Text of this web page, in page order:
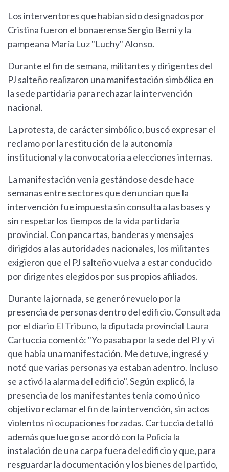
Los interventores que habían sido designados por
Cristina fueron el bonaerense Sergio Berni y la
pampeana María Luz "Luchy" Alonso.
Durante el fin de semana, militantes y dirigentes del
PJ salteño realizaron una manifestación simbólica en
la sede partidaria para rechazar la intervención
nacional.
La protesta, de carácter simbólico, buscó expresar el
reclamo por la restitución de la autonomía
institucional y la convocatoria a elecciones internas.
La manifestación venía gestándose desde hace
semanas entre sectores que denuncian que la
intervención fue impuesta sin consulta a las bases y
sin respetar los tiempos de la vida partidaria
provincial. Con pancartas, banderas y mensajes
dirigidos a las autoridades nacionales, los militantes
exigieron que el PJ salteño vuelva a estar conducido
por dirigentes elegidos por sus propios afiliados.
Durante la jornada, se generó revuelo por la
presencia de personas dentro del edificio. Consultada
por el diario El Tribuno, la diputada provincial Laura
Cartuccia comentó: "Yo pasaba por la sede del PJ y vi
que había una manifestación. Me detuve, ingresé y
noté que varias personas ya estaban adentro. Incluso
se activó la alarma del edificio". Según explicó, la
presencia de los manifestantes tenía como único
objetivo reclamar el fin de la intervención, sin actos
violentos ni ocupaciones forzadas. Cartuccia detalló
además que luego se acordó con la Policía la
instalación de una carpa fuera del edificio y que, para
resguardar la documentación y los bienes del partido,